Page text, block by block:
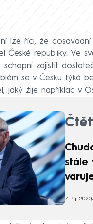
lze říci, že
České republiky. Ve
zajistit
se v Česku týká
jaký žije například v
stále
7. říj 2020,